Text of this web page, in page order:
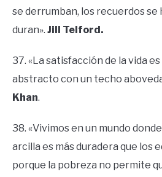
se derrumban, los recuerdos se
duran». Jill Telford.
37. «La satisfacción de la vida
abstracto con un techo
Khan.
38. «Vivimos en un mundo
arcilla es más duradera que los
porque la pobreza no permite